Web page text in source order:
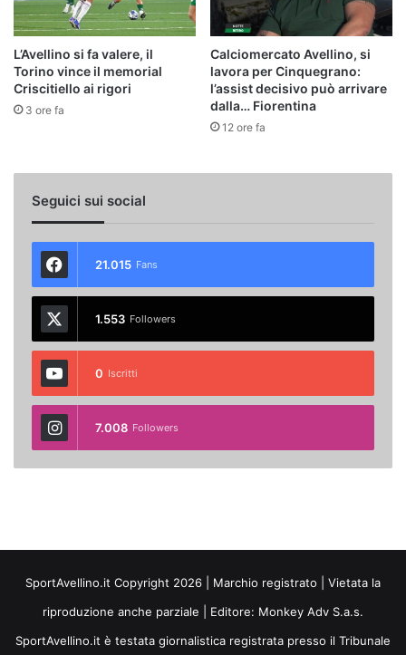
L’Avellino si fa valere, il
Torino vince il memorial
Criscitiello ai rigori
3 ore fa
Calciomercato Avellino, si
lavora per Cinquegrano:
l’assist decisivo può arrivare
dalla… Fiorentina
12 ore fa
Seguici sui social
21.015 Fans
1.553 Followers
0 Iscritti
7.008 Followers
SportAvellino.it Copyright 2026 | Marchio registrato | Vietata la
riproduzione anche parziale | Editore: Monkey Adv S.a.s.
SportAvellino.it è testata giornalistica registrata presso il Tribunale